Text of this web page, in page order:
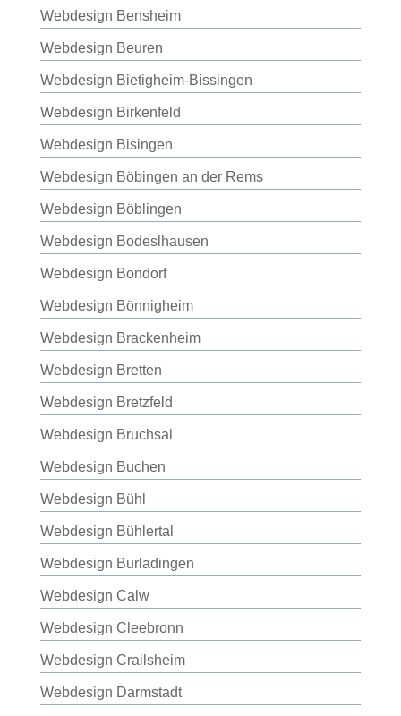
Webdesign Bensheim
Webdesign Beuren
Webdesign Bietigheim-Bissingen
Webdesign Birkenfeld
Webdesign Bisingen
Webdesign Böbingen an der Rems
Webdesign Böblingen
Webdesign Bodeslhausen
Webdesign Bondorf
Webdesign Bönnigheim
Webdesign Brackenheim
Webdesign Bretten
Webdesign Bretzfeld
Webdesign Bruchsal
Webdesign Buchen
Webdesign Bühl
Webdesign Bühlertal
Webdesign Burladingen
Webdesign Calw
Webdesign Cleebronn
Webdesign Crailsheim
Webdesign Darmstadt